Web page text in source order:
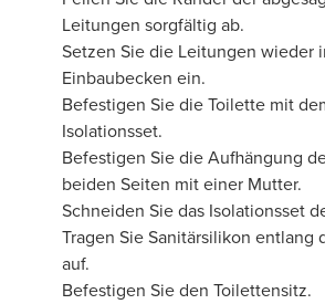
Leitungen sorgfältig ab.
Setzen Sie die Leitungen wieder
Einbaubecken ein.
Befestigen Sie die Toilette mit
Isolationsset.
Befestigen Sie die Aufhängung
beiden Seiten mit einer Mutter.
Schneiden Sie das Isolationsset
Tragen Sie Sanitärsilikon entlang
auf.
Befestigen Sie den Toilettensitz.